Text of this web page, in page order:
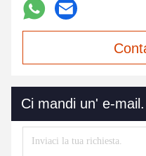
Ci mandi un' e-mail.